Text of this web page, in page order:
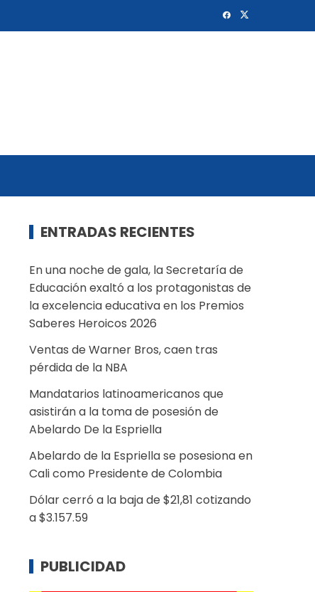
ENTRADAS RECIENTES
En una noche de gala, la Secretaría de
Educación exaltó a los protagonistas de
la excelencia educativa en los Premios
Saberes Heroicos 2026
Ventas de Warner Bros, caen tras
pérdida de la NBA
Mandatarios latinoamericanos que
asistirán a la toma de posesión de
Abelardo De la Espriella
Abelardo de la Espriella se posesiona en
Cali como Presidente de Colombia
Dólar cerró a la baja de $21,81 cotizando
a $3.157.59
PUBLICIDAD